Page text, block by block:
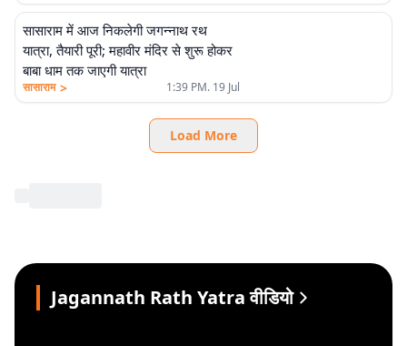
सासाराम में आज निकलेगी जगन्नाथ रथ
यात्रा, तैयारी पूरी; महावीर मंदिर से शुरू होकर
बाबा धाम तक जाएगी यात्रा
सासाराम > 1:39 PM. 19 Jul
Load More
Jagannath Rath Yatra वीडियो